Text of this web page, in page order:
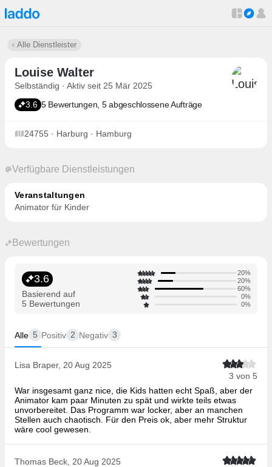
Alle Dienstleister
Louise Walter
Selbständig · Aktiv seit 25 Mär 2025
3.6 5 Bewertungen, 5 abgeschlossene Aufträge
24755 · Harburg · Hamburg
Verfügbare Dienstleistungen
Veranstaltungen
Animator für Kinder
Bewertungen
3.6
Basierend auf
5 Bewertungen
20%
20%
60%
0%
0%
Alle 5 Positiv 2 Negativ 3
Lisa Braper, 20 Aug 2025
3 von 5
War insgesamt ganz nice, die Kids hatten echt Spaß, aber der
Animator kam paar Minuten zu spät und wirkte teils etwas
unvorbereitet. Das Programm war locker, aber an manchen
Stellen auch chaotisch. Für den Preis ok, aber mehr Struktur
wäre cool gewesen.
Thomas Beck, 20 Aug 2025